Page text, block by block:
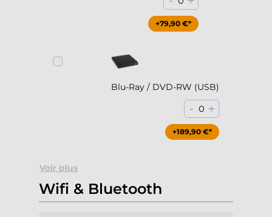
+79,90 €*
Blu-Ray / DVD-RW (USB)
- 0 +
+189,90 €*
Voir plus
Wifi & Bluetooth